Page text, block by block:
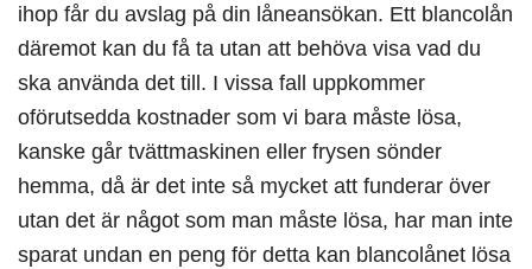
ihop får du avslag på din låneansökan. Ett blancolån
däremot kan du få ta utan att behöva visa vad du
ska använda det till. I vissa fall uppkommer
oförutsedda kostnader som vi bara måste lösa,
kanske går tvättmaskinen eller frysen sönder
hemma, då är det inte så mycket att funderar över
utan det är något som man måste lösa, har man inte
sparat undan en peng för detta kan blancolånet lösa